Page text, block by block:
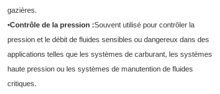
gazières.
•Contrôle de la pression :Souvent utilisé pour contrôler la
pression et le débit de fluides sensibles ou dangereux dans des
applications telles que les systèmes de carburant, les systèmes
haute pression ou les systèmes de manutention de fluides
critiques.